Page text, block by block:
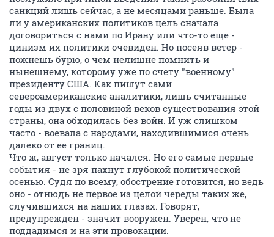
санкций лишь сейчас, а не месяцами раньше. Была
ли у американских политиков цель сначала
договориться с нами по Ирану или что-то еще -
цинизм их политики очевиден. Но посеяв ветер -
пожнешь бурю, о чем нелишне помнить и
нынешнему, которому уже по счету "военному"
президенту США. Как пишут сами
североамериканские аналитики, лишь считанные
годы из двух с половиной веков существования этой
страны, она обходилась без войн. И уж слишком
часто - воевала с народами, находившимися очень
далеко от ее границ.
Что ж, август только начался. Но его самые первые
события - не зря пахнут глубокой политической
осенью. Судя по всему, обострение готовится, но ведь
оно - отнюдь не первое из целой череды таких же,
случившихся на наших глазах. Говорят,
предупрежден - значит вооружен. Уверен, что не
поддадимся и на эти провокации.